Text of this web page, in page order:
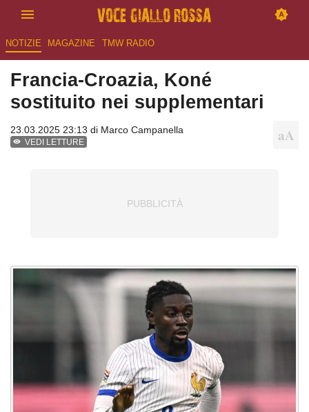
NOTIZIE MAGAZINE TMW RADIO
Francia-Croazia, Koné
sostituito nei supplementari
23.03.2025 23:13 di Marco Campanella
VEDI LETTURE